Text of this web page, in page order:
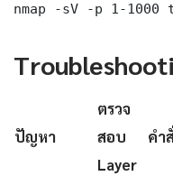
nmap -sV -p 1-
ปัญหา
ตรวจ
สอบ
Layer
คำ